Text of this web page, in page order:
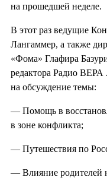
на прошедшей неделе.
В этот раз ведущие
Лангаммер, а также
«Фома» Глафира
редактора Радио
на обсуждение темы:
— Помощь в
в зоне конфликта;
— Путешествия по
— Влияние родителей